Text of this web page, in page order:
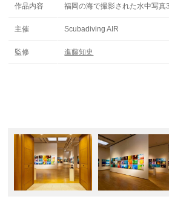
作品内容 福岡の海で撮影された水中写真
主催 Scubadiving AIR
監修 進藤知史